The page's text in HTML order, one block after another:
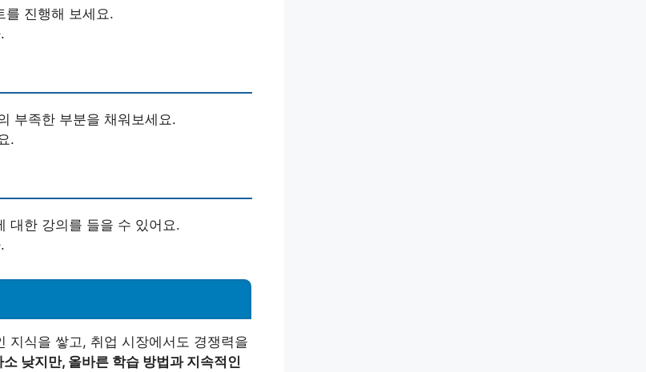
를 진행해 보세요.
부족한 부분을 채워보세요.
.
대한 강의를 들을 수 있어요.
지식을 쌓고, 취업 시장에서도 경쟁력을
낮지만, 올바른 학습 방법과 지속적인